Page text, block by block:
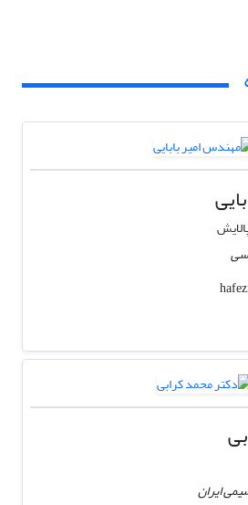
ایران